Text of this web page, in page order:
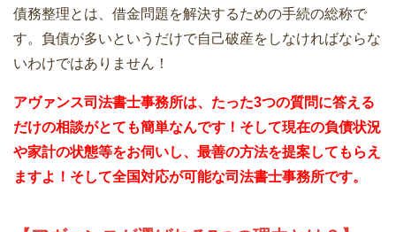
債務整理とは、借金問題を解決するための手続の総称で
す。負債が多いというだけで自己破産をしなければならな
いわけではありません！
アヴァンス司法書士事務所は、 たった3つの質問に答える
だけの相談がとても簡単なんです！そして現在の負債状況
や家計の状態等をお伺いし、最善の方法を提案してもらえ
ますよ！そして全国対応が可能な司法書士事務所です。